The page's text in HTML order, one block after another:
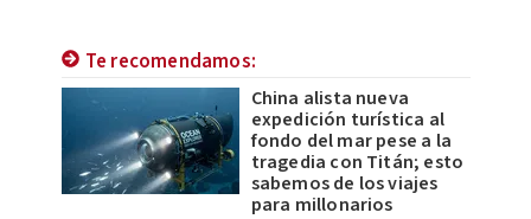
Te recomendamos:
China alista nueva
expedición turística al
fondo del mar pese a la
tragedia con Titán; esto
sabemos de los viajes
para millonarios